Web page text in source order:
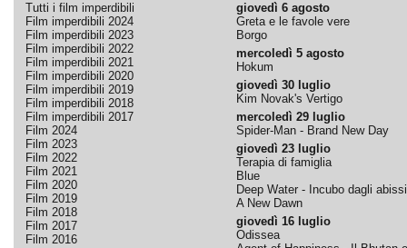
Tutti i film imperdibili
Film imperdibili 2024
Film imperdibili 2023
Film imperdibili 2022
Film imperdibili 2021
Film imperdibili 2020
Film imperdibili 2019
Film imperdibili 2018
Film imperdibili 2017
Film 2024
Film 2023
Film 2022
Film 2021
Film 2020
Film 2019
Film 2018
Film 2017
Film 2016
giovedì 6 agosto
Greta e le favole vere
Borgo
mercoledì 5 agosto
Hokum
giovedì 30 luglio
Kim Novak's Vertigo
mercoledì 29 luglio
Spider-Man - Brand New Day
giovedì 23 luglio
Terapia di famiglia
Blue
Deep Water - Incubo dagli abissi
A New Dawn
giovedì 16 luglio
Odissea